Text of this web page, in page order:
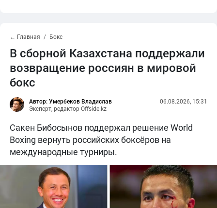
← Главная Бокс
В сборной Казахстана поддержали
возвращение россиян в мировой
бокс
Автор: Умербеков Владислав
Эксперт, редактор Offside.kz
06.08.2026, 15:31
Сакен Бибосынов поддержал решение World
Boxing вернуть российских боксёров на
международные турниры.